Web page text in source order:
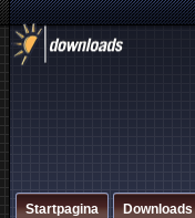
Startpagina Downloads